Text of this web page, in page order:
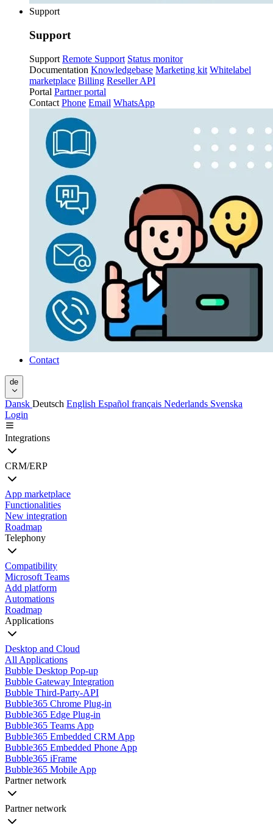
Support
Support
Support Remote Support Status monitor
Documentation Knowledgebase Marketing kit Whitelabel
marketplace Billing Reseller API
Portal Partner portal
Contact Phone Email WhatsApp
Contact
de
Dansk Deutsch English Español français Nederlands Svenska
Login
Integrations
CRM/ERP
App marketplace
Functionalities
New integration
Roadmap
Telephony
Compatibility
Microsoft Teams
Add platform
Automations
Roadmap
Applications
Desktop and Cloud
All Applications
Bubble Desktop Pop-up
Bubble Gateway Integration
Bubble Third-Party-API
Bubble365 Chrome Plug-in
Bubble365 Edge Plug-in
Bubble365 Teams App
Bubble365 Embedded CRM App
Bubble365 Embedded Phone App
Bubble365 iFrame
Bubble365 Mobile App
Partner network
Partner network